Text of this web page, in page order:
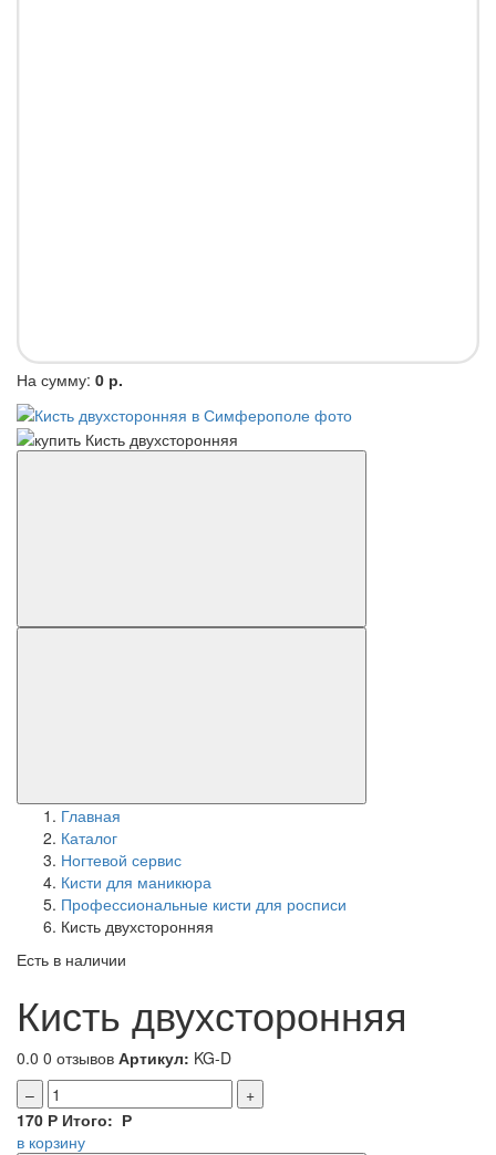
На сумму: 0 р.
Главная
Каталог
Ногтевой сервис
Кисти для маникюра
Профессиональные кисти для росписи
Кисть двухсторонняя
Есть в наличии
Кисть двухсторонняя
0.0 0 отзывов Артикул: KG-D
–
+
170 Р Итого: Р
в корзину